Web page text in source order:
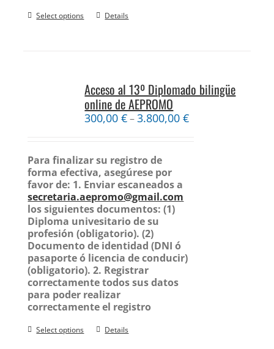
Select options Details
Acceso al 13º Diplomado bilingüe
online de AEPROMO
300,00€–3.800,00€
Para finalizar su registro de
forma efectiva, asegúrese por
favor de: 1. Enviar escaneados a
secretaria.aepromo@gmail.com
los siguientes documentos:(1)
Diploma univesitario de su
profesión (obligatorio).(2)
Documento de identidad (DNI ó
pasaporte ó licencia de conducir)
(obligatorio). 2. Registrar
correctamente todos sus datos
para poder realizar
correctamente el registro
Select options Details